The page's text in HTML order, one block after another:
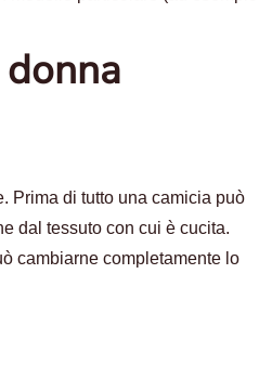
Prima di tutto una camicia può
dal tessuto con cui è cucita.
cambiarne completamente lo